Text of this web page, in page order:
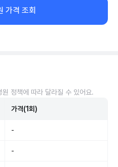
가격 조회
정책에 따라 달라질 수 있어요.
가격(1회)
-
-